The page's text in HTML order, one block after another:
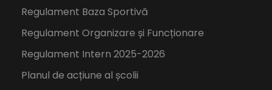
Regulament Baza Sportivă
Regulament Organizare și Funcționare
Regulament Intern 2025-2026
Planul de acțiune al școlii